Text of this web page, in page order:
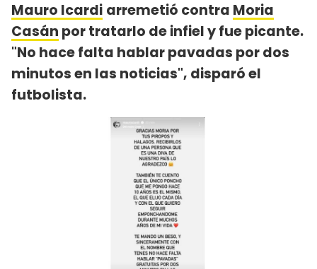
Mauro Icardi arremetió contra Moria
Casán por tratarlo de infiel y fue picante.
"No hace falta hablar pavadas por dos
minutos en las noticias", disparó el
futbolista.